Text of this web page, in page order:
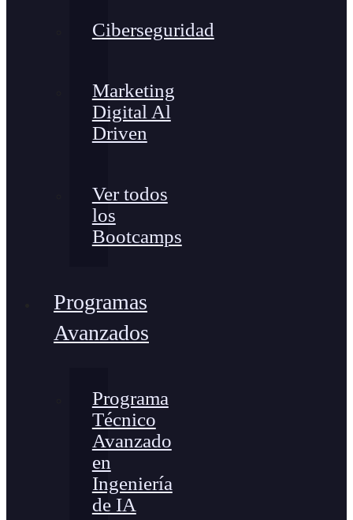
Ciberseguridad
Marketing
Digital Al
Driven
Ver todos
los
Bootcamps
Programas
Avanzados
Programa
Técnico
Avanzado
en
Ingeniería
de IA